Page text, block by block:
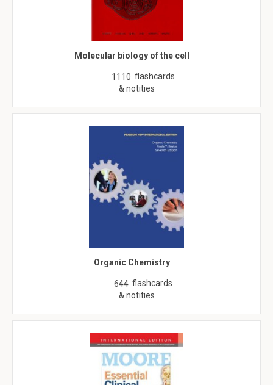
Molecular biology of the cell
1110 flashcards
& notities
Organic Chemistry
644 flashcards
& notities